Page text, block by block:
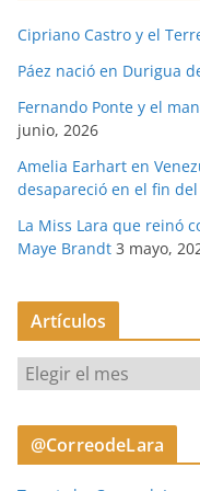
Cipriano Castro y el
Páez nació en Durigua
Fernando Ponte y el
junio, 2026
Amelia Earhart en
desapareció en el fin
La Miss Lara que reinó
Maye Brandt 3 mayo,
Artículos
r
t
@CorreodeLara